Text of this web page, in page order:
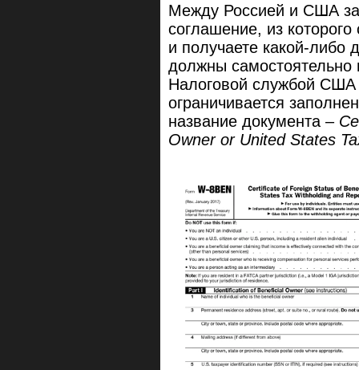
Между Россией и США
соглашение, из
и получаете какой-
должны
Налоговой службой США
ограничивается
название документа –
Owner or United States